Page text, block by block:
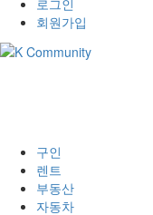
로그인
회원가입
구인
렌트
부동산
자동차